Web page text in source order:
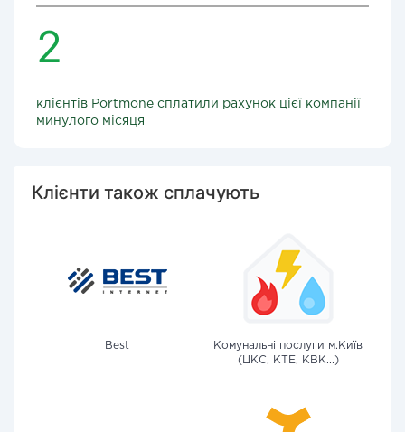
2
клієнтів Portmone сплатили рахунок цієї компанії
минулого місяця
Клієнти також сплачують
Best
Комунальні послуги м.Київ
(ЦКС, КТЕ, КВК...)